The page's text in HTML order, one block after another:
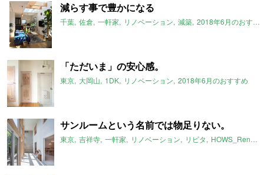
減らす事で豊かになる
千葉 佐倉 一軒家 リノベーション 減築 2018年6月のおすすめ
「ただいま」の安心感。
東京 大岡山 1DK リノベーション 2018年6月のおすすめ
サンルームという名前では物足りない。
東京 吉祥寺 一軒家 リノベーション リビタ HOWS_Renovation